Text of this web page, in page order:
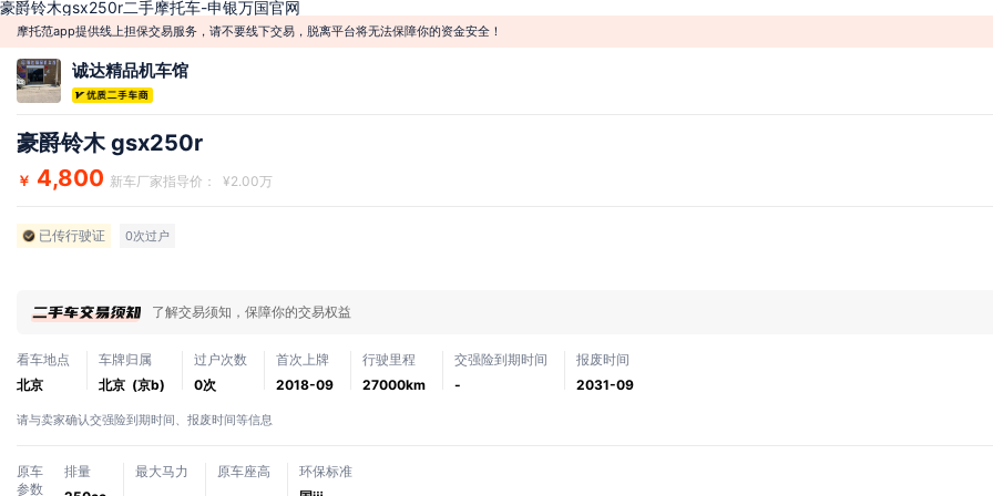
豪爵铃木gsx250r二手摩托车-申银万国官网
摩托范app提供线上担保交易服务，请不要线下交易，脱离平台将无法保障你的资金安全！
诚达精品机车馆
豪爵铃木 gsx250r
￥ 4,800 新车厂家指导价： ¥2.00万
已传行驶证 0次过户
了解交易须知，保障你的交易权益
看车地点
北京
车牌归属
北京 (京b)
过户次数
0次
首次上牌
2018-09
行驶里程
27000km
交强险到期时间
-
报废时间
2031-09
请与卖家确认交强险到期时间、报废时间等信息
原车
参数
排量
最大马力
原车座高
环保标准